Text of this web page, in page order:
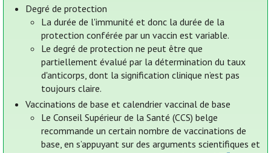
Degré de protection
La durée de l'immunité et donc la durée de la
protection conférée par un vaccin est variable.
Le degré de protection ne peut être que
partiellement évalué par la détermination du taux
d'anticorps, dont la signification clinique n’est pas
toujours claire.
Vaccinations de base et calendrier vaccinal de base
Le Conseil Supérieur de la Santé (CCS) belge
recommande un certain nombre de vaccinations de
base, en s’appuyant sur des arguments scientifiques et